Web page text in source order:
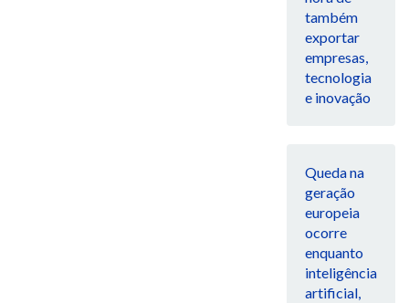
também
exportar
empresas,
tecnologia
e inovação
Queda na
geração
europeia
ocorre
enquanto
inteligência
artificial,